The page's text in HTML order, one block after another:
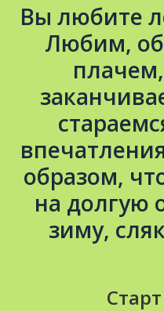
Вы любите
Любим,
образом,
на долгую
зиму,